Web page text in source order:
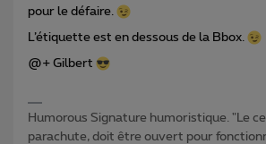
pour le défaire.
L’étiquette est en dessous de la Bbox.
@+ Gilbert
Humorous Signature humoristique. "Le
parachute, doit être ouvert pour